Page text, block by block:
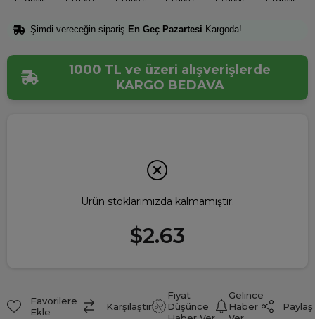
Şimdi vereceğin sipariş En Geç Pazartesi Kargoda!
1000 TL ve üzeri alışverişlerde
KARGO BEDAVA
Ürün stoklarımızda kalmamıştır.
$2.63
Favorilere
Ekle
Karşılaştır
Fiyat
Düşünce
Gelince
Haber
Paylaş